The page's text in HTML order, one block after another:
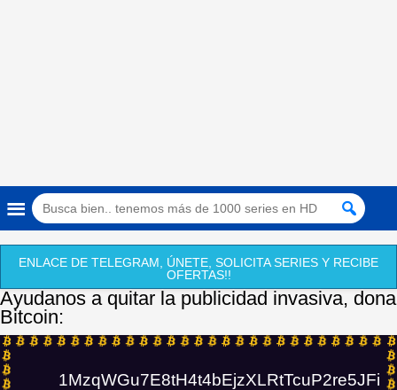
ENLACE DE TELEGRAM, ÚNETE, SOLICITA SERIES Y RECIBE
OFERTAS!!
Ayudanos a quitar la publicidad invasiva, dona
Bitcoin:
1MzqWGu7E8tH4t4bEjzXLRtTcuP2re5JFi